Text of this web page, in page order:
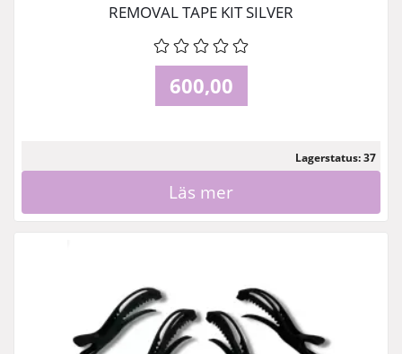
REMOVAL TAPE KIT SILVER
600,00
Lagerstatus: 37
Läs mer